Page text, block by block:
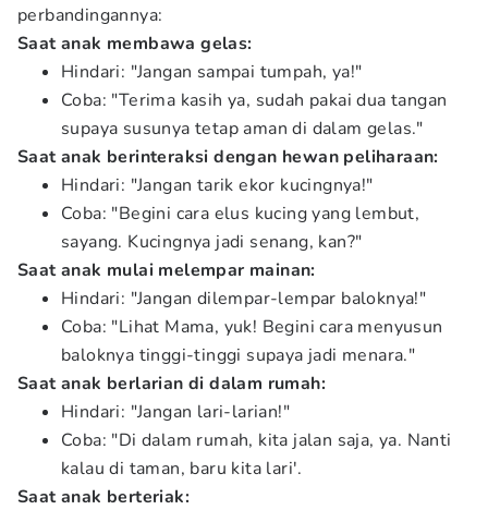
perbandingannya:
Saat anak membawa gelas:
Hindari: "Jangan sampai tumpah, ya!"
Coba: "Terima kasih ya, sudah pakai dua tangan
supaya susunya tetap aman di dalam gelas."
Saat anak berinteraksi dengan hewan peliharaan:
Hindari: "Jangan tarik ekor kucingnya!"
Coba: "Begini cara elus kucing yang lembut,
sayang. Kucingnya jadi senang, kan?"
Saat anak mulai melempar mainan:
Hindari: "Jangan dilempar-lempar baloknya!"
Coba: "Lihat Mama, yuk! Begini cara menyusun
baloknya tinggi-tinggi supaya jadi menara."
Saat anak berlarian di dalam rumah:
Hindari: "Jangan lari-larian!"
Coba: "Di dalam rumah, kita jalan saja, ya. Nanti
kalau di taman, baru kita lari'.
Saat anak berteriak: